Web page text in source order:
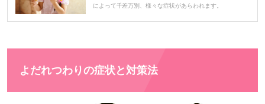
によって千差万別、様々な症状があらわれます。
よだれつわりの症状と対策法